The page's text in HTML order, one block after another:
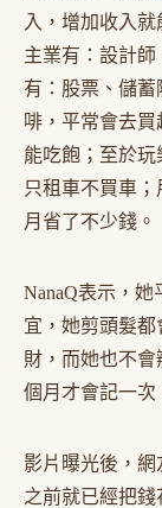
入，增加收入
主業有：設計
有：股票、儲
啡，平常會去
能吃飽；至於玩
只租車不買車
月省了不少錢。
NanaQ表示，
宜，她剪頭髮都
財，而她也不
個月才會記一次
影片曝光後，
之前就已經把